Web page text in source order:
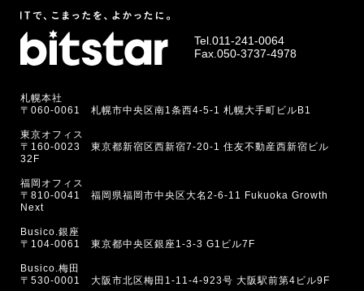
Tel. 011-241-0064
Fax.050-3737-4978
札幌本社
〒060-0061 札幌市中央区南1条西4-5-1 札幌大手町ビルB1
東京オフィス
〒160-0023 東京都新宿区西新宿7-20-1 住友不動産西新宿ビル
32F
福岡オフィス
〒810-0041 福岡県福岡市中央区大名2-6-11 Fukuoka Growth
Next
Busico.銀座
〒104-0061 東京都中央区銀座1-3-3 G1ビル7F
Busico.梅田
〒530-0001 大阪市北区梅田1-11-4-923号 大阪駅前第4ビル9F